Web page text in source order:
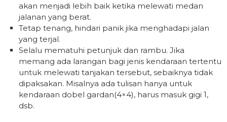
akan menjadi lebih baik ketika melewati medan
jalanan yang berat.
Tetap tenang, hindari panik jika menghadapi jalan
yang terjal.
Selalu mematuhi petunjuk dan rambu. Jika
memang ada larangan bagi jenis kendaraan tertentu
untuk melewati tanjakan tersebut, sebaiknya tidak
dipaksakan. Misalnya ada tulisan hanya untuk
kendaraan dobel gardan(4×4), harus masuk gigi 1,
dsb.